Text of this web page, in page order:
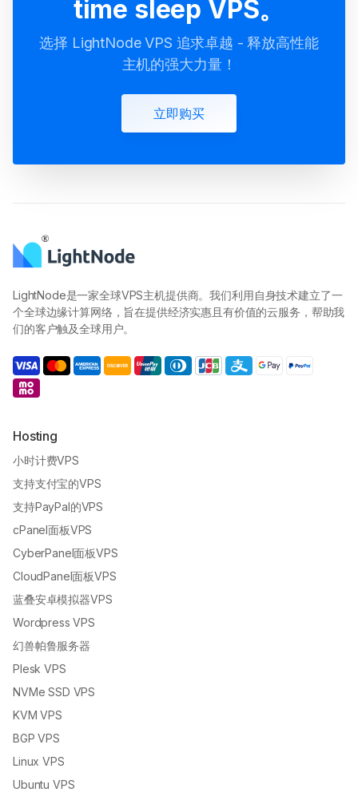
time sleep VPS。
选择 LightNode VPS 追求卓越 - 释放高性能
主机的强大力量！
立即购买
LightNode是一家全球VPS主机提供商。我们利用自身技术建立了一
个全球边缘计算网络，旨在提供经济实惠且有价值的云服务，帮助我
们的客户触及全球用户。
Hosting
小时计费VPS
支持支付宝的VPS
支持PayPal的VPS
cPanel面板VPS
CyberPanel面板VPS
CloudPanel面板VPS
蓝叠安卓模拟器VPS
Wordpress VPS
幻兽帕鲁服务器
Plesk VPS
NVMe SSD VPS
KVM VPS
BGP VPS
Linux VPS
Ubuntu VPS